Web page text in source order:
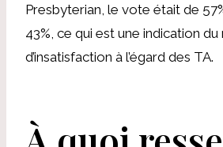
Presbyterian, le vote était de
43%, ce qui est une indication du
d’insatisfaction à l’égard des TA.